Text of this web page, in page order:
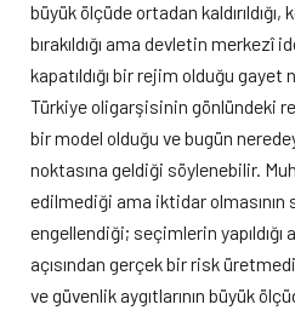
büyük ölçüde ortadan
bırakıldığı ama devletin merkezî
kapatıldığı bir rejim olduğu
Türkiye oligarşisinin gönlündeki
bir model olduğu ve bugün
noktasına geldiği söylenebilir.
edilmediği ama iktidar
engellendiği; seçimlerin yapıldığı
açısından gerçek bir risk
ve güvenlik aygıtlarının büyük